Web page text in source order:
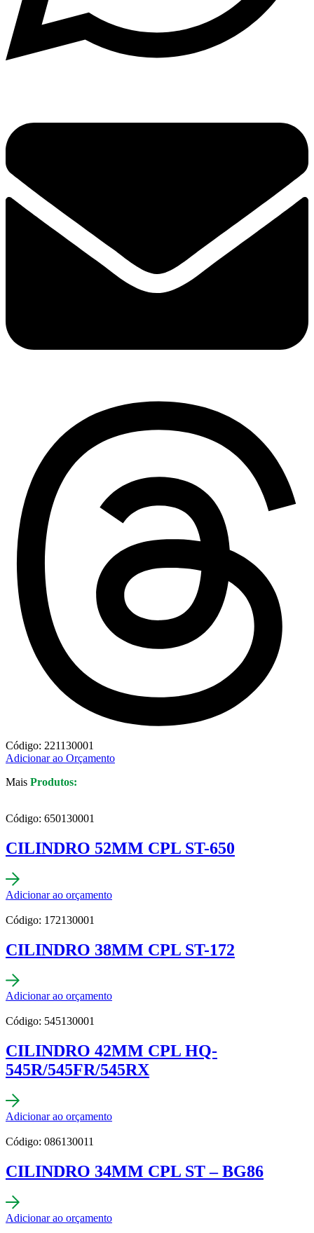
Código: 221130001
Adicionar ao Orçamento
Mais Produtos:
Código: 650130001
CILINDRO 52MM CPL ST-650
Adicionar ao orçamento
Código: 172130001
CILINDRO 38MM CPL ST-172
Adicionar ao orçamento
Código: 545130001
CILINDRO 42MM CPL HQ-
545R/545FR/545RX
Adicionar ao orçamento
Código: 086130011
CILINDRO 34MM CPL ST – BG86
Adicionar ao orçamento